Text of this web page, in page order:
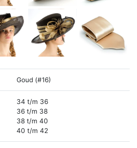
Goud (#16)
34 t/m 36
36 t/m 38
38 t/m 40
40 t/m 42